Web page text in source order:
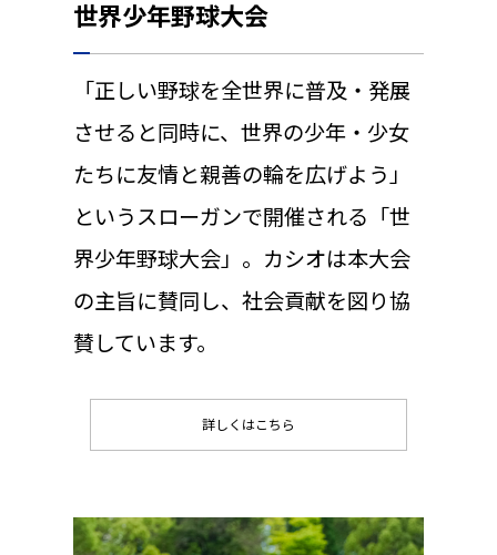
世界少年野球大会
「正しい野球を全世界に普及・発展
させると同時に、世界の少年・少女
たちに友情と親善の輪を広げよう」
というスローガンで開催される「世
界少年野球大会」。カシオは本大会
の主旨に賛同し、社会貢献を図り協
賛しています。
詳しくはこちら